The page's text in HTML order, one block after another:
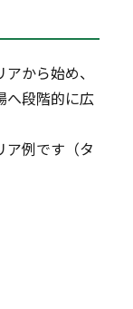
から始め、
へ段階的に広
ア例です（タ